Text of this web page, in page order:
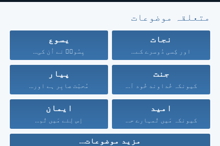
متعلقہ موضوعات
نجات
اور کِسی دُوسرے کے...
یسوع
یِسُوعؔ نے اُن کی...
جنت
کیونکہ خُداوند خُود آسمان...
پیار
مُحبّت صابِر ہے اور...
امید
کیونکہ مَیں تُمہارے حق...
ایمان
اِس لِئے مَیں تُم...
مزید موضوعات...